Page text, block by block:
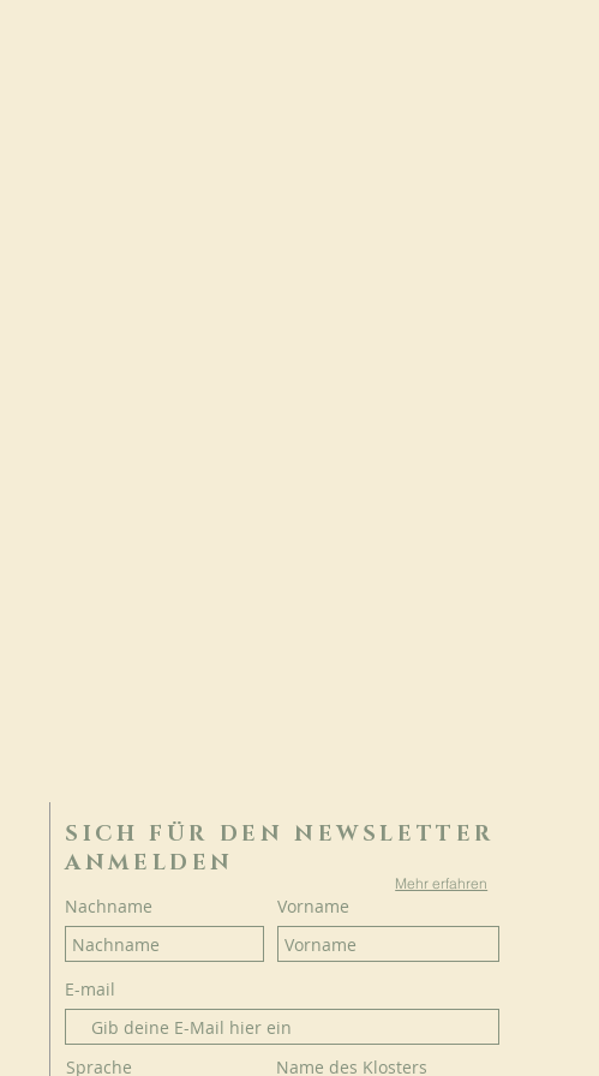
SICH FÜR DEN NEWSLETTER
ANMELDEN
Mehr erfahren
Nachname Vorname
E-mail
Sprache Name des Klosters